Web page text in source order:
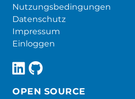
Nutzungsbedingungen
Datenschutz
Impressum
Einloggen
OPEN SOURCE